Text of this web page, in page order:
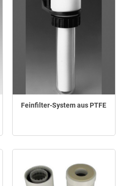
Feinfilter-System aus PTFE